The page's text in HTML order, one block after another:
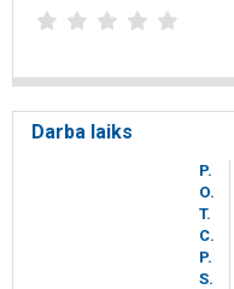
Darba laiks
P.
O.
T.
C.
P.
S.